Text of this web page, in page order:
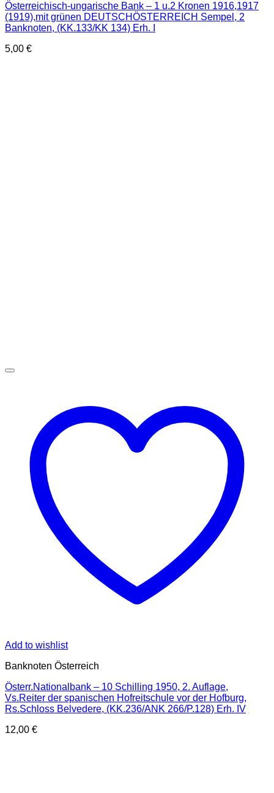
Österreichisch-ungarische Bank – 1 u.2 Kronen 1916,1917
(1919),mit grünen DEUTSCHÖSTERREICH Sempel, 2
Banknoten, (KK.133/KK 134) Erh. I
5,00 €
Add to wishlist
Banknoten Österreich
Österr.Nationalbank – 10 Schilling 1950, 2. Auflage,
Vs.Reiter der spanischen Hofreitschule vor der Hofburg,
Rs.Schloss Belvedere, (KK.236/ANK 266/P.128) Erh. IV
12,00 €